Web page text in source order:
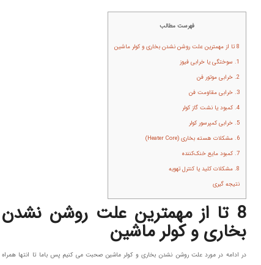
فهرست مطالب
8 تا از مهمترین علت روشن نشدن بخاری و کولر ماشین
1. سوختگی یا خرابی فیوز
2. خرابی موتور فن
3. خرابی مقاومت فن
4. کمبود یا نشت گاز کولر
5. خرابی کمپرسور کولر
6. مشکلات هسته بخاری (Heater Core)
7. کمبود مایع خنک‌کننده
8. مشکلات کلید یا کنترل تهویه
نتیجه‌ گیری
8 تا از مهمترین علت روشن نشدن
بخاری و کولر ماشین
در ادامه در مورد علت روشن نشدن بخاری و کولر ماشین صحبت می کنیم پس باما تا انتها همراه